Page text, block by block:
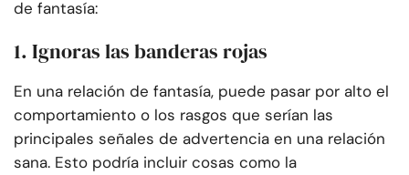
de fantasía:
1. Ignoras las banderas rojas
En una relación de fantasía, puede pasar por alto el
comportamiento o los rasgos que serían las
principales señales de advertencia en una relación
sana. Esto podría incluir cosas como la